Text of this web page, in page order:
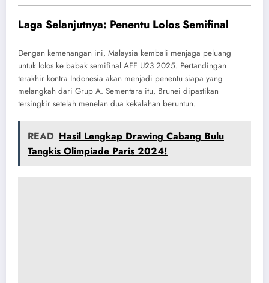
Laga Selanjutnya: Penentu Lolos Semifinal
Dengan kemenangan ini, Malaysia kembali menjaga peluang
untuk lolos ke babak semifinal AFF U23 2025. Pertandingan
terakhir kontra Indonesia akan menjadi penentu siapa yang
melangkah dari Grup A. Sementara itu, Brunei dipastikan
tersingkir setelah menelan dua kekalahan beruntun.
READ Hasil Lengkap Drawing Cabang Bulu
Tangkis Olimpiade Paris 2024!